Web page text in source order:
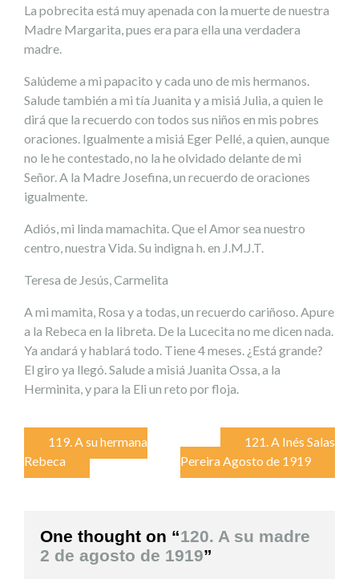
La pobrecita está muy apenada con la muerte de nuestra
Madre Margarita, pues era para ella una verdadera
madre.
Salúdeme a mi papacito y cada uno de mis hermanos.
Salude también a mi tía Juanita y a misiá Julia, a quien le
dirá que la recuerdo con todos sus niños en mis pobres
oraciones. Igualmente a misiá Eger Pellé, a quien, aunque
no le he contestado, no la he olvidado delante de mi
Señor. A la Madre Josefina, un recuerdo de oraciones
igualmente.
Adiós, mi linda mamachita. Que el Amor sea nuestro
centro, nuestra Vida. Su indigna h. en J.M.J.T.
Teresa de Jesús, Carmelita
A mi mamita, Rosa y a todas, un recuerdo cariñoso. Apure
a la Rebeca en la libreta. De la Lucecita no me dicen nada.
Ya andará y hablará todo. Tiene 4 meses. ¿Está grande?
El giro ya llegó. Salude a misiá Juanita Ossa, a la
Herminita, y para la Eli un reto por floja.
Navegación
de
119. A su hermana
Rebeca
121. A Inés Salas
Pereira Agosto de 1919
One thought on “120. A su madre
2 de agosto de 1919”